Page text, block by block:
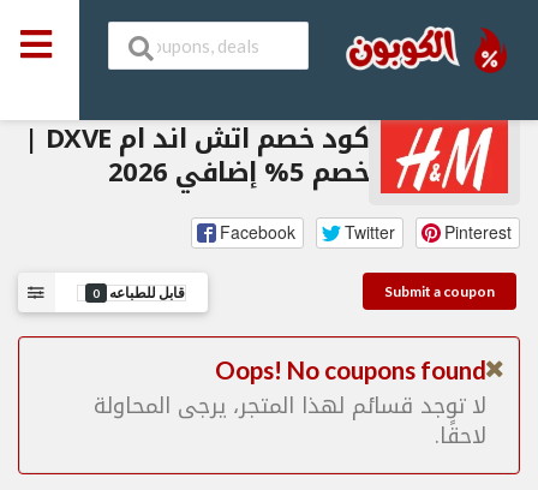
كود خصم اتش اند ام DXVE |
خصم 5% إضافي 2026
Facebook Twitter Pinterest
قابل للطباعه 0 Submit a coupon
Oops! No coupons found
لا توجد قسائم لهذا المتجر، يرجى المحاولة
لاحقًا.